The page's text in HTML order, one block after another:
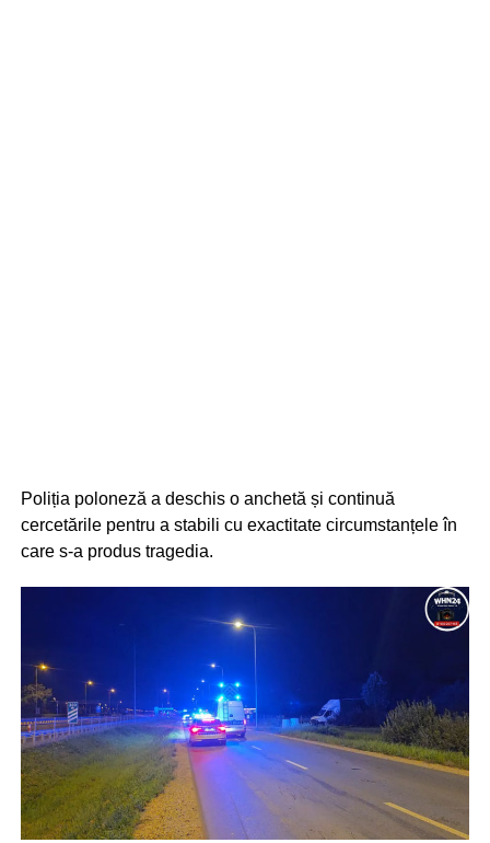
Poliția poloneză a deschis o anchetă și continuă
cercetările pentru a stabili cu exactitate circumstanțele în
care s-a produs tragedia.